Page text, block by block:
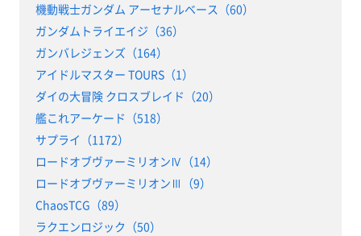
機動戦士ガンダム アーセナルベース（60）
ガンダムトライエイジ（36）
ガンバレジェンズ（164）
アイドルマスター TOURS（1）
ダイの大冒険 クロスブレイド（20）
艦これアーケード（518）
サプライ（1172）
ロードオブヴァーミリオンⅣ（14）
ロードオブヴァーミリオンⅢ（9）
ChaosTCG（89）
ラクエンロジック（50）